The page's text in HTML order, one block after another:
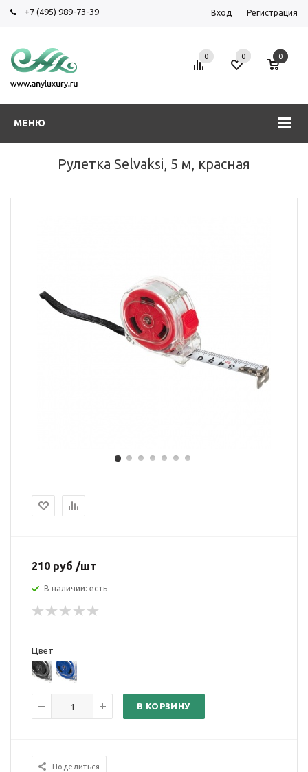
+7 (495) 989-73-39 Вход Регистрация
МЕНЮ
0 0 0
Рулетка Selvaksi, 5 м, красная
210 руб /шт
В наличии: есть
Цвет
В КОРЗИНУ
Поделиться